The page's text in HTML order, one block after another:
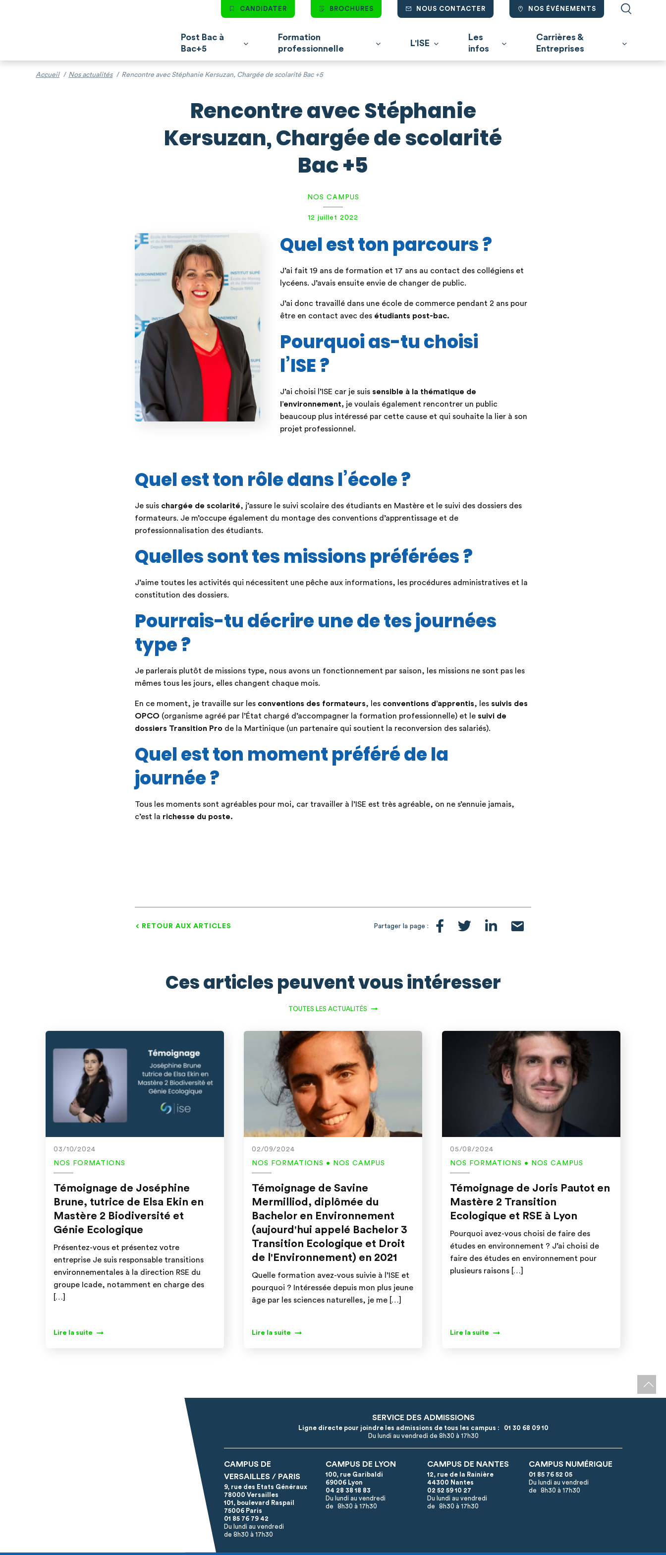
CANDIDATER BROCHURES NOUS CONTACTER NOS ÉVÉNEMENTS
Post Bac à
Bac+5
Formation
professionnelle
L'ISE
Les
infos
Carrières &
Entreprises
Accueil / Nos actualités / Rencontre avec Stéphanie Kersuzan, Chargée de scolarité Bac +5
Rencontre avec Stéphanie
Kersuzan, Chargée de scolarité
Bac +5
NOS CAMPUS
12 juillet 2022
Quel est ton parcours ?
J’ai fait 19 ans de formation et 17 ans au contact des collégiens et
lycéens. J’avais ensuite envie de changer de public.
J’ai donc travaillé dans une école de commerce pendant 2 ans pour
être en contact avec des étudiants post-bac.
Pourquoi as-tu choisi
l’ISE ?
J’ai choisi l’ISE car je suis sensible à la thématique de
l’environnement, je voulais également rencontrer un public
beaucoup plus intéressé par cette cause et qui souhaite la lier à son
projet professionnel.
Quel est ton rôle dans l’école ?
Je suis chargée de scolarité, j’assure le suivi scolaire des étudiants en Mastère et le suivi des dossiers des
formateurs. Je m’occupe également du montage des conventions d’apprentissage et de
professionnalisation des étudiants.
Quelles sont tes missions préférées ?
J’aime toutes les activités qui nécessitent une pêche aux informations, les procédures administratives et la
constitution des dossiers.
Pourrais-tu décrire une de tes journées
type ?
Je parlerais plutôt de missions type, nous avons un fonctionnement par saison, les missions ne sont pas les
mêmes tous les jours, elles changent chaque mois.
En ce moment, je travaille sur les conventions des formateurs, les conventions d’apprentis, les suivis des
OPCO (organisme agréé par l’État chargé d’accompagner la formation professionnelle) et le suivi de
dossiers Transition Pro de la Martinique (un partenaire qui soutient la reconversion des salariés).
Quel est ton moment préféré de la
journée ?
Tous les moments sont agréables pour moi, car travailler à l’ISE est très agréable, on ne s’ennuie jamais,
c’est la richesse du poste.
RETOUR AUX ARTICLES Partager la page :
Ces articles peuvent vous intéresser
TOUTES LES ACTUALITÉS
03/10/2024
NOS FORMATIONS
Témoignage de Joséphine
Brune, tutrice de Elsa Ekin en
Mastère 2 Biodiversité et
Génie Ecologique
Présentez-vous et présentez votre
entreprise Je suis responsable transitions
environnementales à la direction RSE du
groupe Icade, notamment en charge des
[…]
Lire la suite
02/09/2024
NOS FORMATIONS • NOS CAMPUS
Témoignage de Savine
Mermilliod, diplômée du
Bachelor en Environnement
(aujourd'hui appelé Bachelor 3
Transition Ecologique et Droit
de l'Environnement) en 2021
Quelle formation avez-vous suivie à l’ISE et
pourquoi ? Intéressée depuis mon plus jeune
âge par les sciences naturelles, je me […]
Lire la suite
05/08/2024
NOS FORMATIONS • NOS CAMPUS
Témoignage de Joris Pautot en
Mastère 2 Transition
Ecologique et RSE à Lyon
Pourquoi avez-vous choisi de faire des
études en environnement ? J’ai choisi de
faire des études en environnement pour
plusieurs raisons […]
Lire la suite
SERVICE DES ADMISSIONS
Ligne directe pour joindre les admissions de tous les campus :
01 30 68 09 10
Du lundi au vendredi de 8h30 à 17h30
CAMPUS DE
VERSAILLES / PARIS
9, rue des Etats Généraux
78000 Versailles
101, boulevard Raspail
75006 Paris
01 85 76 79 42
Du lundi au vendredi
de 8h30 à 17h30
CAMPUS DE LYON
100, rue Garibaldi
69006 Lyon
04 28 38 18 83
Du lundi au vendredi
de 8h30 à 17h30
CAMPUS DE NANTES
12, rue de la Rainière
44300 Nantes
02 52 59 10 27
Du lundi au vendredi
de 8h30 à 17h30
CAMPUS NUMÉRIQUE
01 85 76 52 05
Du lundi au vendredi
de 8h30 à 17h30